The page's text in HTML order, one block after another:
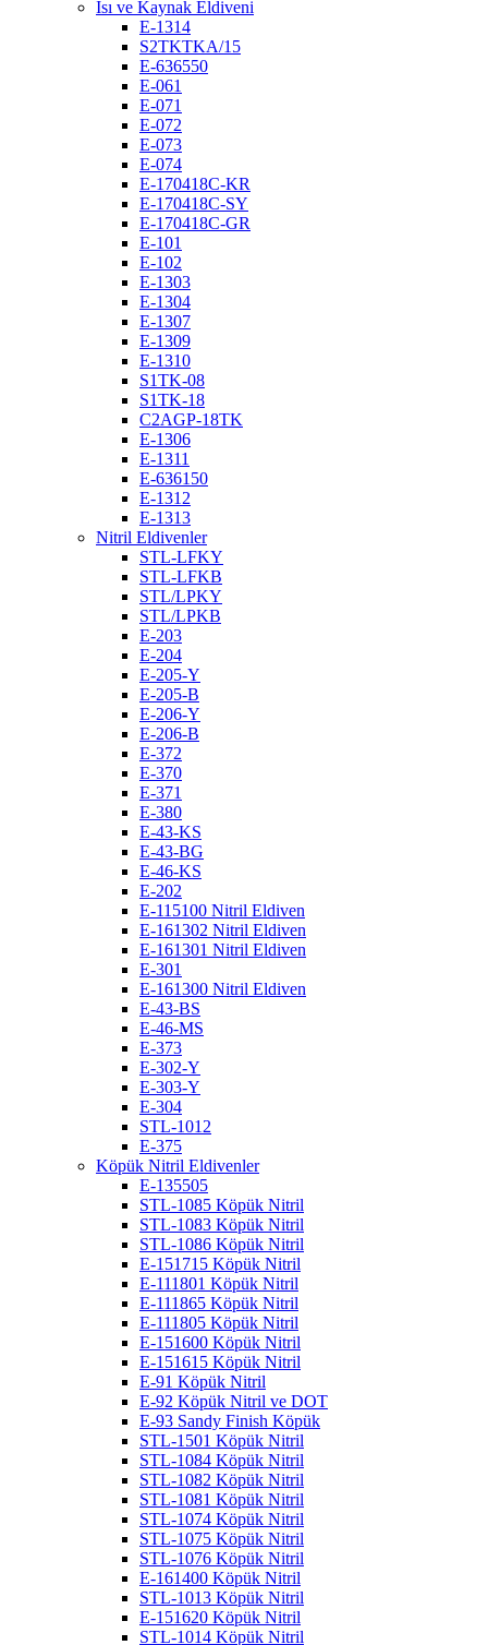
Isı ve Kaynak Eldiveni
E-1314
S2TKTKA/15
E-636550
E-061
E-071
E-072
E-073
E-074
E-170418C-KR
E-170418C-SY
E-170418C-GR
E-101
E-102
E-1303
E-1304
E-1307
E-1309
E-1310
S1TK-08
S1TK-18
C2AGP-18TK
E-1306
E-1311
E-636150
E-1312
E-1313
Nitril Eldivenler
STL-LFKY
STL-LFKB
STL/LPKY
STL/LPKB
E-203
E-204
E-205-Y
E-205-B
E-206-Y
E-206-B
E-372
E-370
E-371
E-380
E-43-KS
E-43-BG
E-46-KS
E-202
E-115100 Nitril Eldiven
E-161302 Nitril Eldiven
E-161301 Nitril Eldiven
E-301
E-161300 Nitril Eldiven
E-43-BS
E-46-MS
E-373
E-302-Y
E-303-Y
E-304
STL-1012
E-375
Köpük Nitril Eldivenler
E-135505
STL-1085 Köpük Nitril
STL-1083 Köpük Nitril
STL-1086 Köpük Nitril
E-151715 Köpük Nitril
E-111801 Köpük Nitril
E-111865 Köpük Nitril
E-111805 Köpük Nitril
E-151600 Köpük Nitril
E-151615 Köpük Nitril
E-91 Köpük Nitril
E-92 Köpük Nitril ve DOT
E-93 Sandy Finish Köpük
STL-1501 Köpük Nitril
STL-1084 Köpük Nitril
STL-1082 Köpük Nitril
STL-1081 Köpük Nitril
STL-1074 Köpük Nitril
STL-1075 Köpük Nitril
STL-1076 Köpük Nitril
E-161400 Köpük Nitril
STL-1013 Köpük Nitril
E-151620 Köpük Nitril
STL-1014 Köpük Nitril